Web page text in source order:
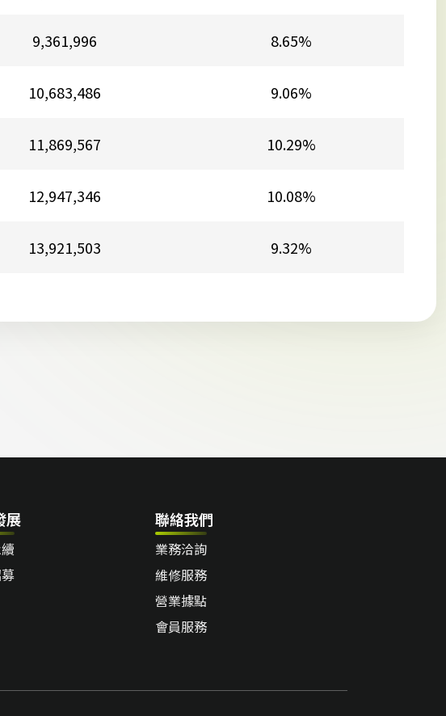
9,361,996 8.65%
10,683,486 9.06%
11,869,567 10.29%
12,947,346 10.08%
13,921,503 9.32%
展 聯絡我們
業務洽詢
維修服務
營業據點
會員服務